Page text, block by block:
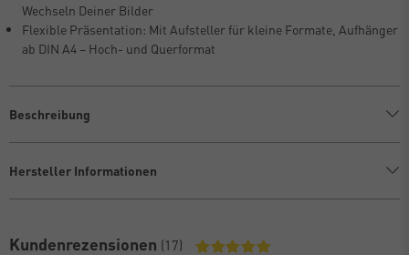
Wechseln Deiner Bilder
Flexible Präsentation: Mit Aufsteller für kleine Formate, Aufhänger
ab DIN A4 – Hoch- und Querformat
Beschreibung
Hersteller Informationen
Kundenrezensionen (17)